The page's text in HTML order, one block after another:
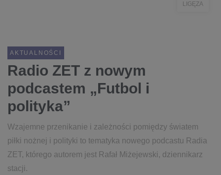
LIGĘZA
AKTUALNOŚCI
Radio ZET z nowym
podcastem „Futbol i
polityka”
Wzajemne przenikanie i zależności pomiędzy światem
piłki nożnej i polityki to tematyka nowego podcastu Radia
ZET, którego autorem jest Rafał Miżejewski, dziennikarz
stacji.